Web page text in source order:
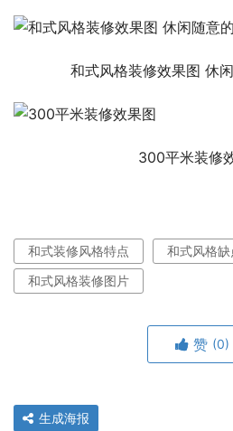
和式风格装修效果图 休
300平米装修
和式装修风格特点
和式风格缺
和式风格装修图片
赞 (0)
生成海报